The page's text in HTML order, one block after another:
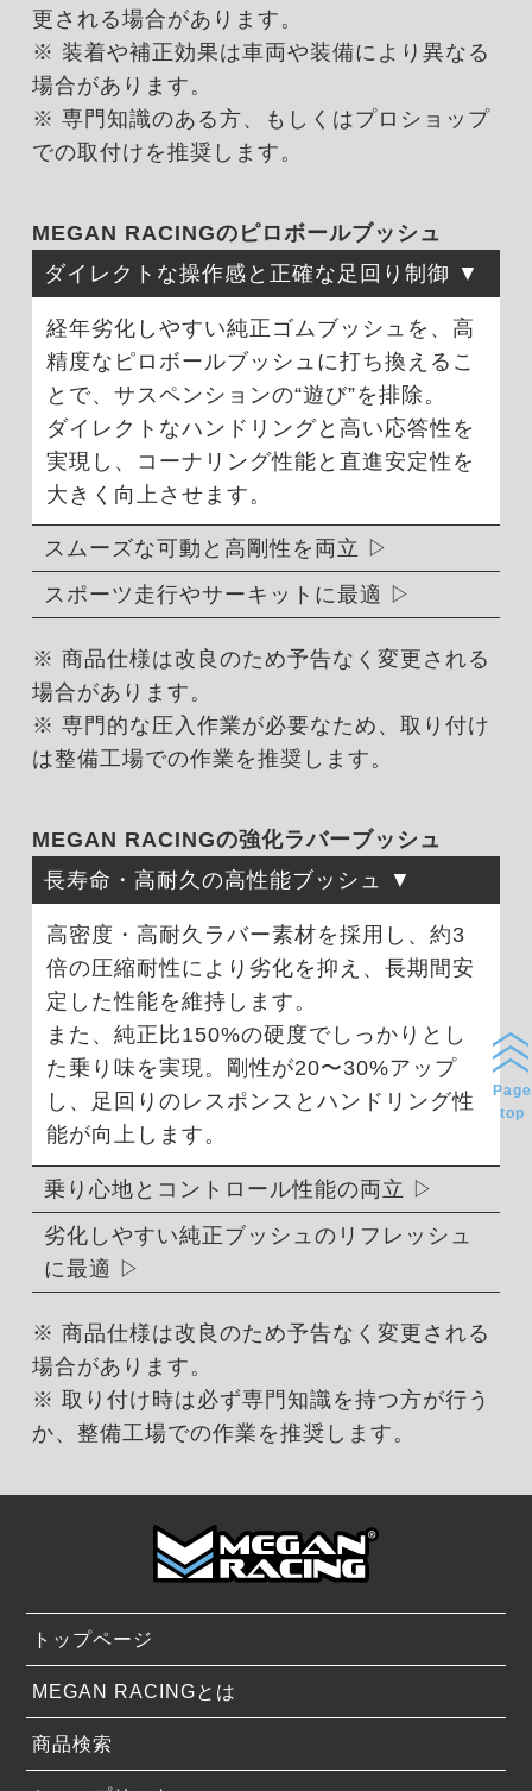
更される場合があります。
※ 装着や補正効果は車両や装備により異なる
場合があります。
※ 専門知識のある方、もしくはプロショップ
での取付けを推奨します。
MEGAN RACINGのピロボールブッシュ
ダイレクトな操作感と正確な足回り制御
経年劣化しやすい純正ゴムブッシュを、高
精度なピロボールブッシュに打ち換えるこ
とで、サスペンションの“遊び”を排除。
ダイレクトなハンドリングと高い応答性を
実現し、コーナリング性能と直進安定性を
大きく向上させます。
スムーズな可動と高剛性を両立
スポーツ走行やサーキットに最適
※ 商品仕様は改良のため予告なく変更される
場合があります。
※ 専門的な圧入作業が必要なため、取り付け
は整備工場での作業を推奨します。
MEGAN RACINGの強化ラバーブッシュ
長寿命・高耐久の高性能ブッシュ
高密度・高耐久ラバー素材を採用し、約3
倍の圧縮耐性により劣化を抑え、長期間安
定した性能を維持します。
また、純正比150%の硬度でしっかりとし
た乗り味を実現。剛性が20〜30%アップ
し、足回りのレスポンスとハンドリング性
能が向上します。
乗り心地とコントロール性能の両立
劣化しやすい純正ブッシュのリフレッシュ
に最適
※ 商品仕様は改良のため予告なく変更される
場合があります。
※ 取り付け時は必ず専門知識を持つ方が行う
か、整備工場での作業を推奨します。
トップページ
MEGAN RACINGとは
商品検索
Page
top